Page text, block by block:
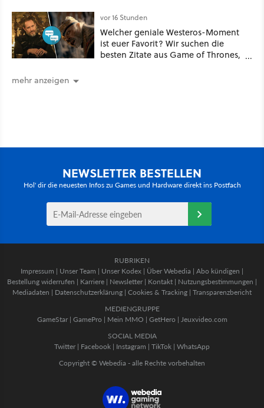
vor 16 Stunden
Welcher geniale Westeros-Moment
ist euer Favorit? Wir suchen die
besten Zitate aus Game of Thrones,
mehr anzeigen
NEWSLETTER BESTELLEN
Hol' dir die neuesten Infos zu Games und Hardware direkt ins Postfach
RUBRIKEN
Impressum | Unser Team | Unser Kodex | Über Webedia | Abo kündigen |
Bestellung widerrufen | Karriere | Newsletter | Kontakt | Nutzungsbestimmungen |
Mediadaten | Datenschutzerklärung | Cookies & Tracking | Transparenzbericht
MEDIENGRUPPE
GameStar| GamePro | Mein MMO | GetHero | Jeuxvideo.com
SOCIAL MEDIA
Twitter | Facebook | Instagram | TikTok | WhatsApp
Copyright © Webedia - alle Rechte vorbehalten